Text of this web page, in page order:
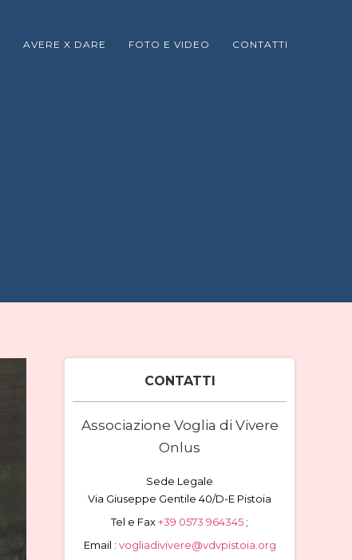
AVERE X DARE FOTO E VIDEO CONTATTI
CONTATTI
Associazione Voglia di Vivere
Onlus
Sede Legale
Via Giuseppe Gentile 40/D-E Pistoia
Tel e Fax+39 0573 964345 ;
Email : vogliadivivere@vdvpistoia.org